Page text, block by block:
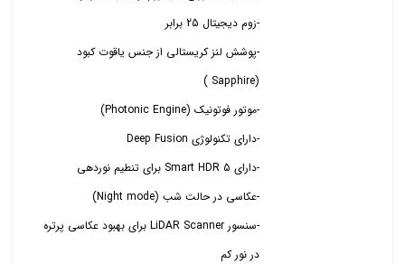
-زوم دیجیتال 25 برابر
-پوشش لنز کریستالی از جنس یاقوت کبود
(Sapphire )
-موتور فوتونیک (Photonic Engine)
-دارای تکنولوژی Deep Fusion
-عکاسی در حالت شب (Night mode)
-سنسور LiDAR Scanner برای بهبود عکاسی پرتره
در نور کم